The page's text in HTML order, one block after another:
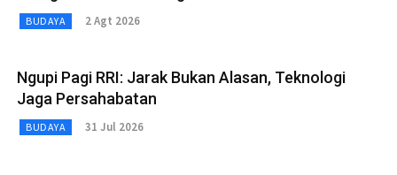
BUDAYA 2 Agt 2026
Ngupi Pagi RRI: Jarak Bukan Alasan, Teknologi
Jaga Persahabatan
BUDAYA 31 Jul 2026